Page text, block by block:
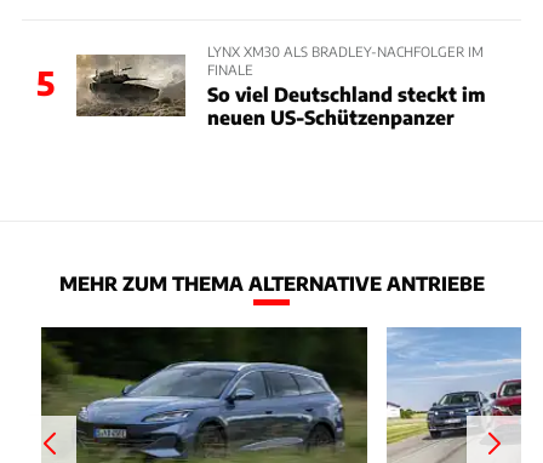
5
LYNX XM30 ALS BRADLEY-NACHFOLGER IM
FINALE
So viel Deutschland steckt im
neuen US-Schützenpanzer
MEHR ZUM THEMA ALTERNATIVE ANTRIEBE